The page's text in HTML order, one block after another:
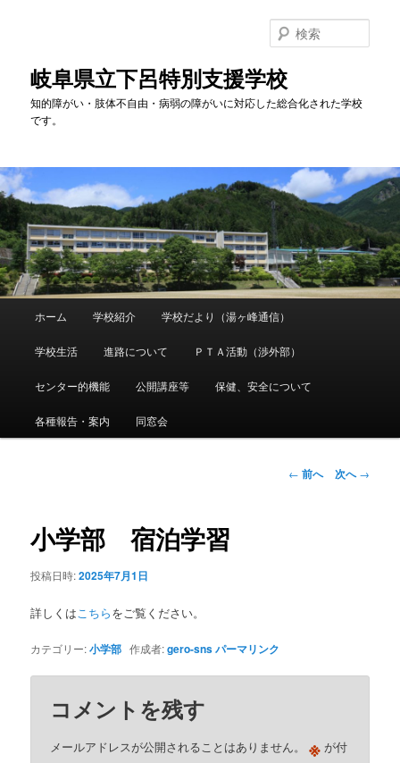
岐阜県立下呂特別支援学校
知的障がい・肢体不自由・病弱の障がいに対応した総合化された学校
です。
索
メ
イ
ン
コ
ン
ツ
へ
動
ホーム 学校紹介 学校だより（湯ヶ峰通信）
学校生活 進路について ＰＴＡ活動（渉外部）
センター的機能 公開講座等 保健、安全について
各種報告・案内 同窓会
投
← 前へ 次へ→
小学部 宿泊学習
投稿日時:2025年7月1日
詳しくは こちらをご覧ください。
カテゴリー:小学部 作成者:gero-snsパーマリンク
コメントを残す
メールアドレスが公開されることはありません。 ※ が付